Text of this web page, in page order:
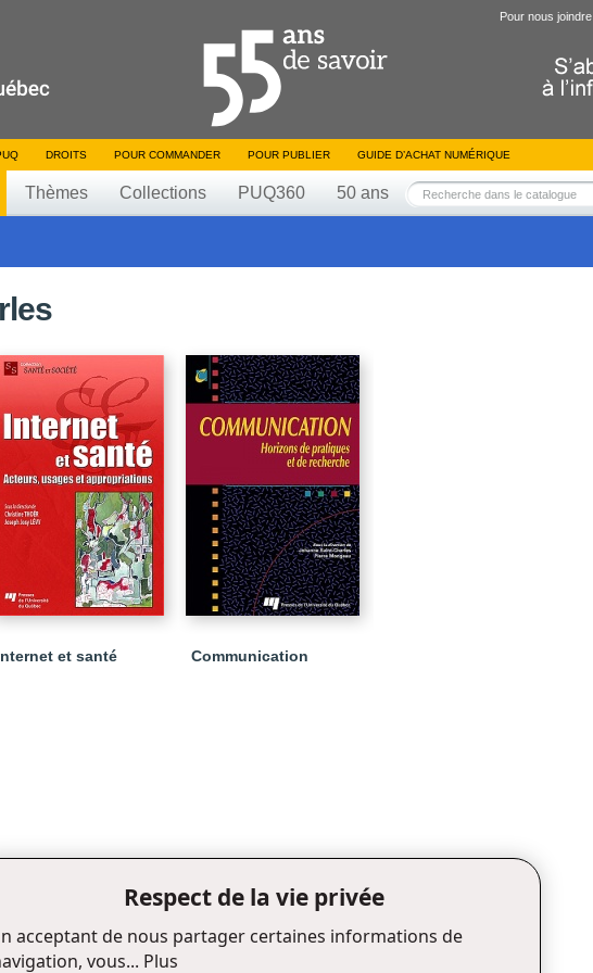
Pour nous joindre
DROITS POUR COMMANDER POUR PUBLIER GUIDE D’ACHAT NUMÉRIQUE
Thèmes Collections PUQ360 50 ans
et santé Communication
Respect de la vie privée
acceptant de nous partager certaines informations de
vous... Plus